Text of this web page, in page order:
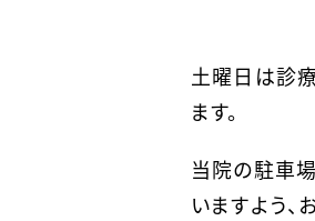
土曜日は診
ます。
当院の駐車
いますよう、